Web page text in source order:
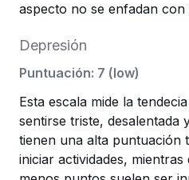
aspecto no se enfadan con
Depresión
Puntuación: 7 (low)
Esta escala mide la
sentirse triste, desalentada
tienen una alta puntuación
iniciar actividades,